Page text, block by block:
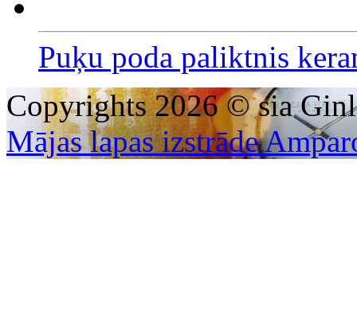
Puķu poda paliktnis
Copyrights 2026 © sia
Mājas lapas izstrāde